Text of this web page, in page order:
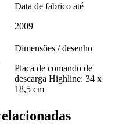
Data de fabrico até
2009
Dimensões / desenho
Placa de comando de
descarga Highline: 34 x
18,5 cm